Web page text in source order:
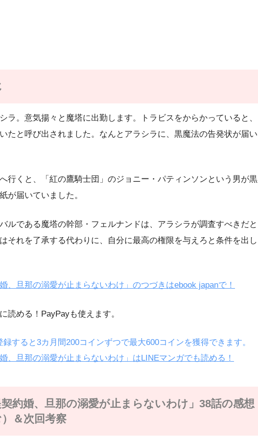
ラ。意気揚々と魔塔に出勤します。トラビスをからかっていると、
たと呼び出されました。なんとアラシラに、黒魔法の告発状が届い
行くと、「紅の鷹騎士団」のジョニー・パティンソンという男が黒
が届いていました。
ルである魔塔の幹部・フェルナンドは、アラシラが調査すべきだと
それを了承する代わりに、自分に最高の権限を与えろと条件を出し
、旦那の溺愛が止まらないわけ」のつづきはebook japanで！
読める！PayPayも使えます。
すると3カ月間200コインずつで最大600コインを獲得できます。
、旦那の溺愛が止まらないわけ」はLINEマンガでも読める！
契約婚、旦那の溺愛が止まらないわけ」38話の感想
）＆次回考察